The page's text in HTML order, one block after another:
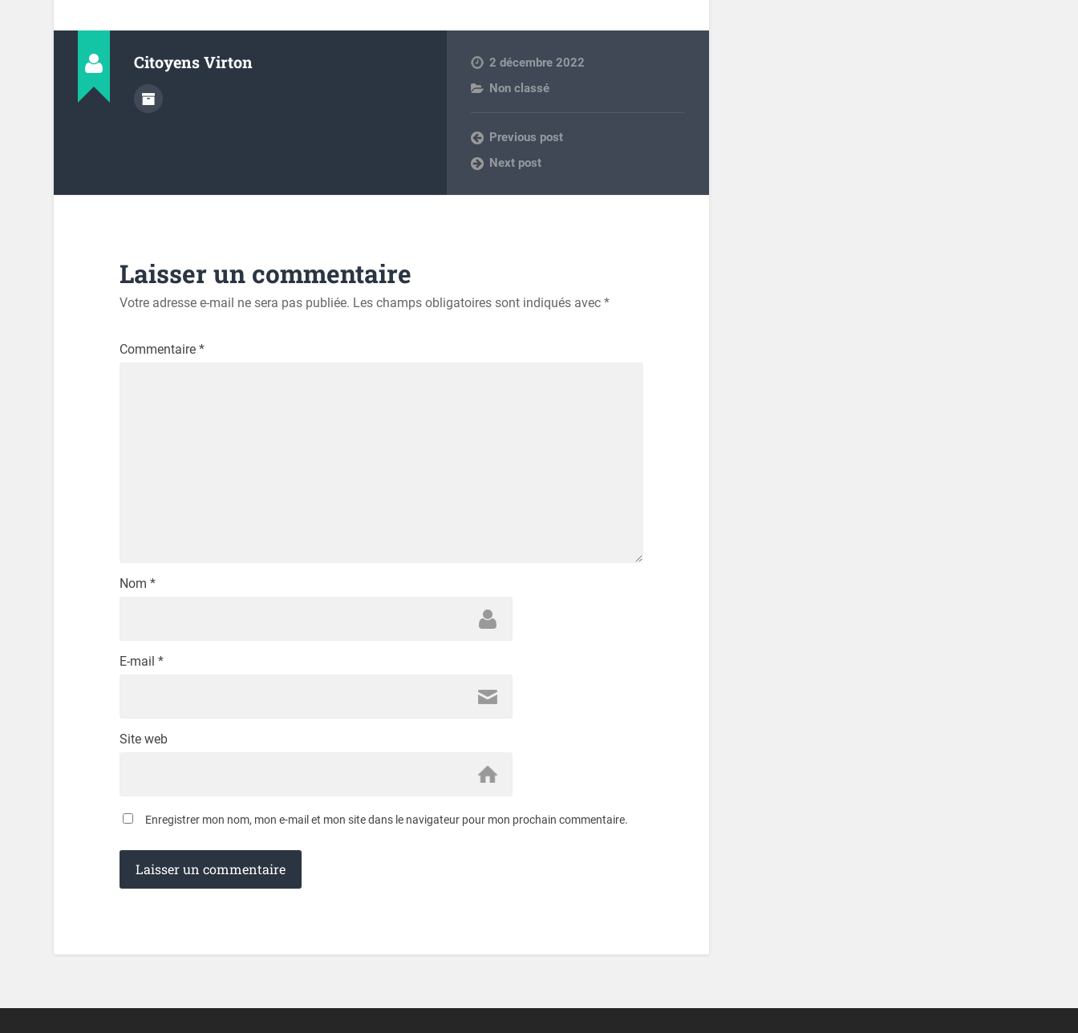
Citoyens Virton
2 décembre 2022
Non classé
Previous post
Next post
Laisser un commentaire
Votre adresse e-mail ne sera pas publiée. Les champs obligatoires sont indiqués avec *
Commentaire *
Nom *
E-mail *
Site web
Enregistrer mon nom, mon e-mail et mon site dans le navigateur pour mon prochain commentaire.